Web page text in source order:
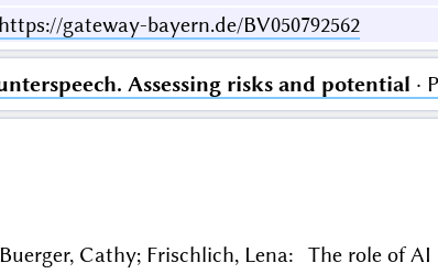
https://gateway-bayern.de/BV050792562
Assessing risks and potential ·
Cathy; Frischlich, Lena: The role of AI